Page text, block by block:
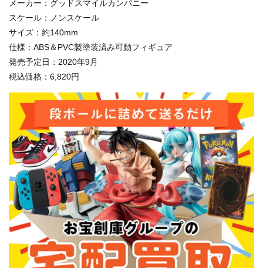
メーカー：グッドスマイルカンパニー
スケール：ノンスケール
サイズ：約140mm
仕様：ABS＆PVC製塗装済み可動フィギュア
発売予定日：2020年9月
税込価格：6,820円